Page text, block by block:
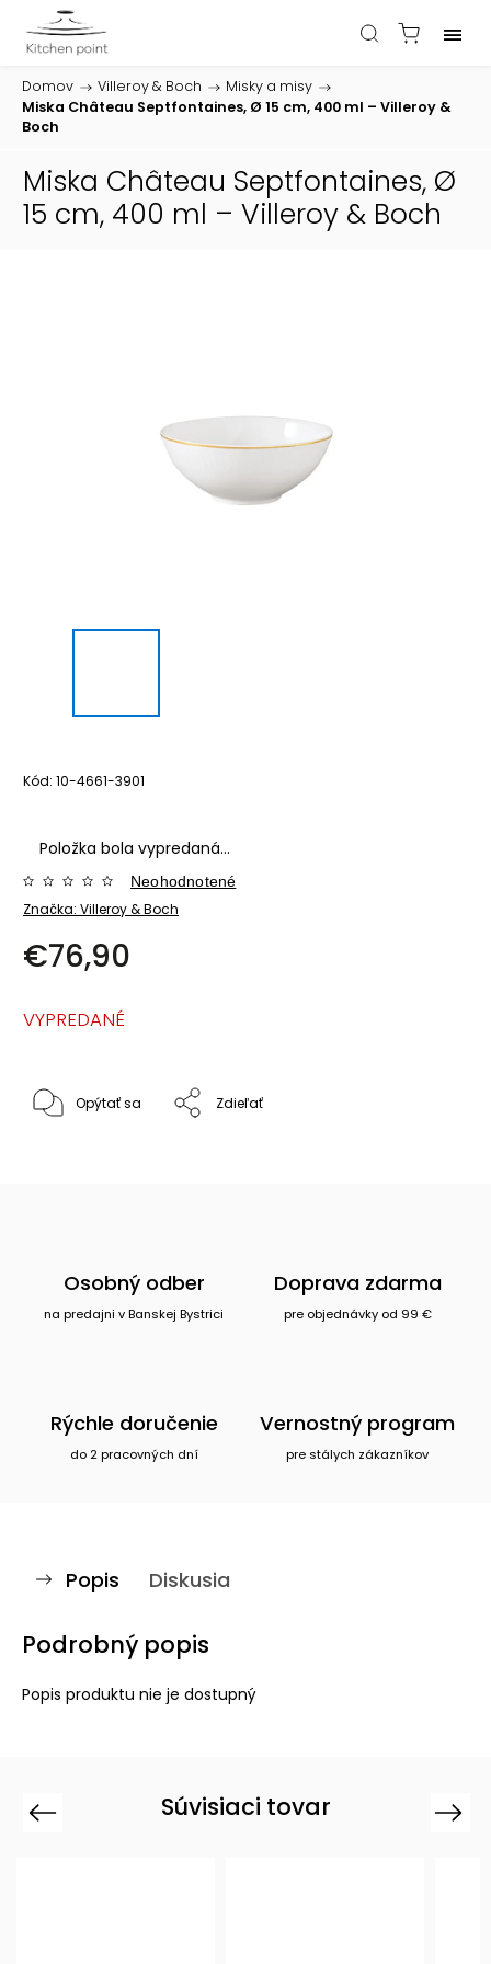
Domov / Villeroy & Boch / Misky a misy /
Miska Château Septfontaines, Ø 15 cm, 400 ml – Villeroy &
Boch
Miska Château Septfontaines, Ø
15 cm, 400 ml – Villeroy & Boch
Kód: 10-4661-3901
Položka bola vypredaná…
Značka: Villeroy & Boch
Neohodnotené
€76,90
VYPREDANÉ
Opýtať sa Zdieľať
Osobný odber
na predajni v Banskej Bystrici
Doprava zdarma
pre objednávky od 99 €
Rýchle doručenie
do 2 pracovných dní
Vernostný program
pre stálych zákazníkov
Popis Diskusia
Podrobný popis
Popis produktu nie je dostupný
Súvisiaci tovar
Previous Next